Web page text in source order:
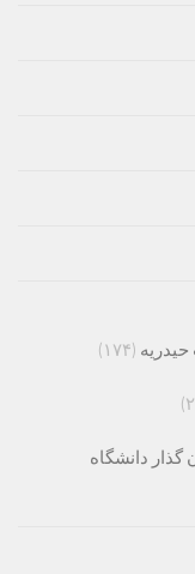
(۱۷۴)
دانشگاه